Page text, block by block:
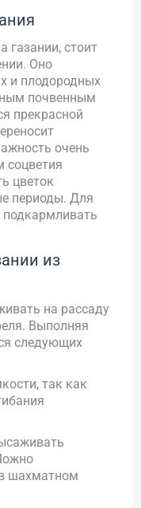
газании, стоит
Оно
и плодородных
почвенным
прекрасной
очень
соцветия
цветок
периоды. Для
подкармливать
из
на рассаду
Выполняя
следующих
так как
шахматном